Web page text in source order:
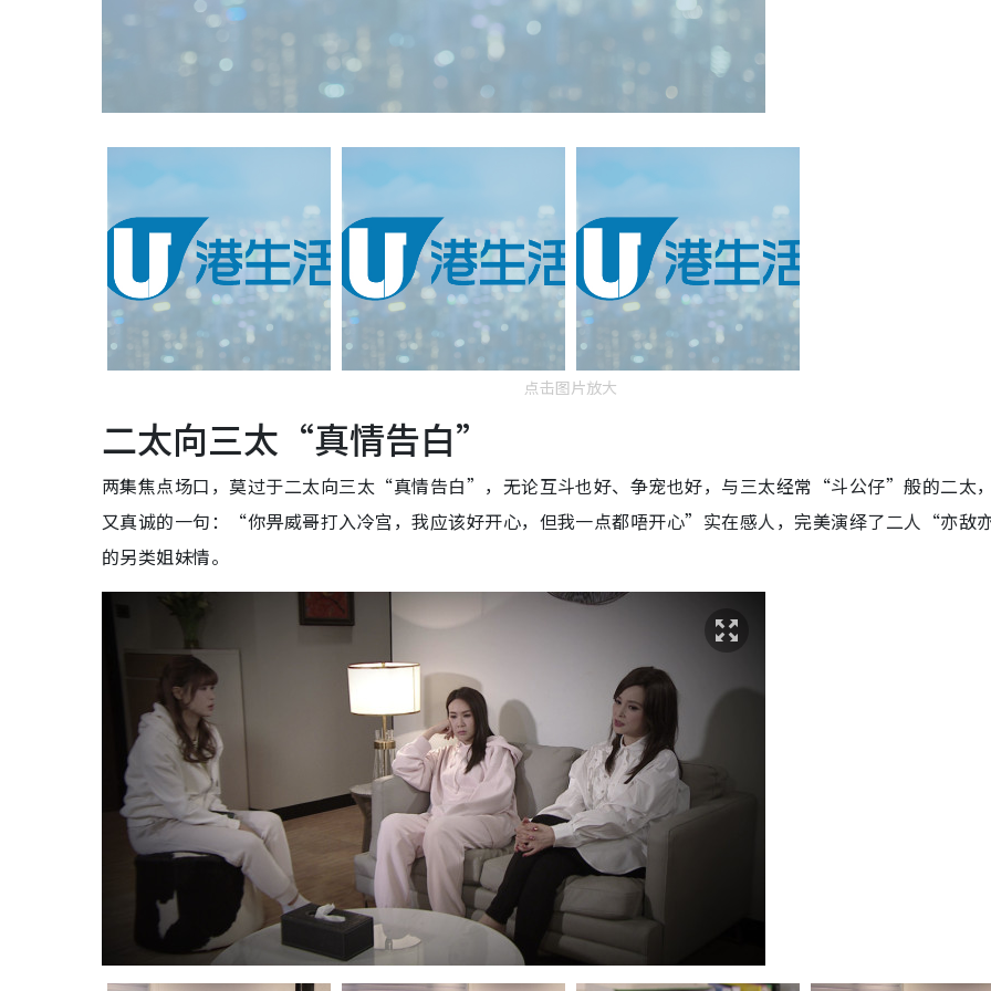
点击图片放大
二太向三太“真情告白”
两集焦点场口，莫过于二太向三太“真情告白”，无论互斗也好、争宠也好，与三太经常“斗公仔”般的二太
又真诚的一句：“你畀威哥打入冷宫，我应该好开心，但我一点都唔开心”实在感人，完美演绎了二人“亦敌
的另类姐妹情。